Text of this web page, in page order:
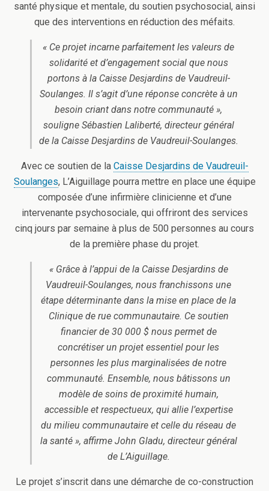
santé physique et mentale, du soutien psychosocial, ainsi
que des interventions en réduction des méfaits.
« Ce projet incarne parfaitement les valeurs de
solidarité et d’engagement social que nous
portons à la Caisse Desjardins de Vaudreuil-
Soulanges. Il s’agit d’une réponse concrète à un
besoin criant dans notre communauté »,
souligne Sébastien Laliberté, directeur général
de la Caisse Desjardins de Vaudreuil-Soulanges.
Avec ce soutien de la Caisse Desjardins de Vaudreuil-
Soulanges, L’Aiguillage pourra mettre en place une équipe
composée d’une infirmière clinicienne et d’une
intervenante psychosociale, qui offriront des services
cinq jours par semaine à plus de 500 personnes au cours
de la première phase du projet.
« Grâce à l’appui de la Caisse Desjardins de
Vaudreuil-Soulanges, nous franchissons une
étape déterminante dans la mise en place de la
Clinique de rue communautaire. Ce soutien
financier de 30 000 $ nous permet de
concrétiser un projet essentiel pour les
personnes les plus marginalisées de notre
communauté. Ensemble, nous bâtissons un
modèle de soins de proximité humain,
accessible et respectueux, qui allie l’expertise
du milieu communautaire et celle du réseau de
la santé », affirme John Gladu, directeur général
de L’Aiguillage.
Le projet s’inscrit dans une démarche de co-construction